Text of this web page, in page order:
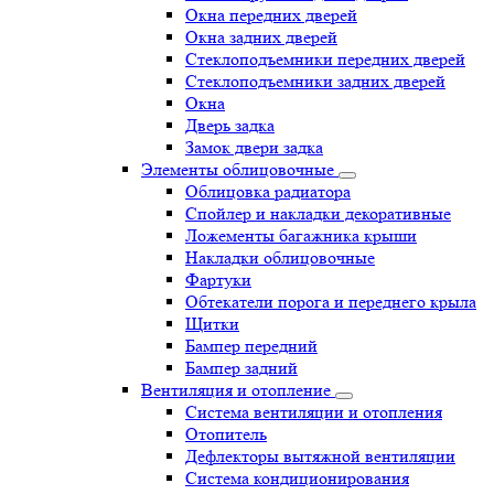
Окна передних дверей
Окна задних дверей
Стеклоподъемники передних дверей
Стеклоподъемники задних дверей
Окна
Дверь задка
Замок двери задка
Элементы облицовочные
Облицовка радиатора
Спойлер и накладки декоративные
Ложементы багажника крыши
Накладки облицовочные
Фартуки
Обтекатели порога и переднего крыла
Щитки
Бампер передний
Бампер задний
Вентиляция и отопление
Система вентиляции и отопления
Отопитель
Дефлекторы вытяжной вентиляции
Система кондиционирования